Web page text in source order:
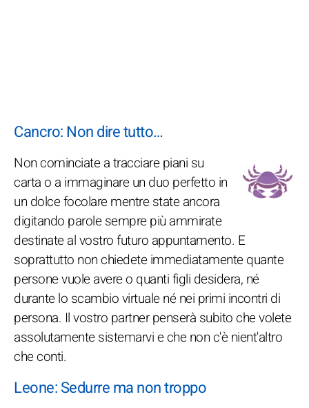
Cancro: Non dire tutto…
Non cominciate a tracciare piani su
carta o a immaginare un duo perfetto in
un dolce focolare mentre state ancora
digitando parole sempre più ammirate
destinate al vostro futuro appuntamento. E
soprattutto non chiedete immediatamente quante
persone vuole avere o quanti figli desidera, né
durante lo scambio virtuale né nei primi incontri di
persona. Il vostro partner penserà subito che volete
assolutamente sistemarvi e che non c'è nient'altro
che conti.
Leone: Sedurre ma non troppo